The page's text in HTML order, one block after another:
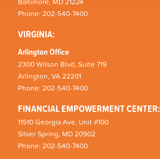
Phone: 202-540-7400
VIRGINIA:
Arlington Office
2300 Wilson Blvd, Suite 719
Arlington, VA 22201
Phone: 202-540-7400
FINANCIAL EMPOWERMENT CENTER:
11510 Georgia Ave, Unit #100
Silver Spring, MD 20902
Phone: 202-540-7400